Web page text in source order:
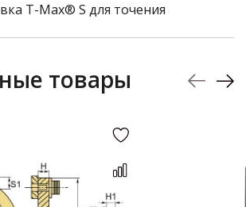
T-Max® S для точения
товары